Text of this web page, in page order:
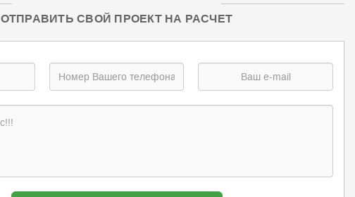
ОТПРАВИТЬ СВОЙ ПРОЕКТ НА РАСЧЕТ